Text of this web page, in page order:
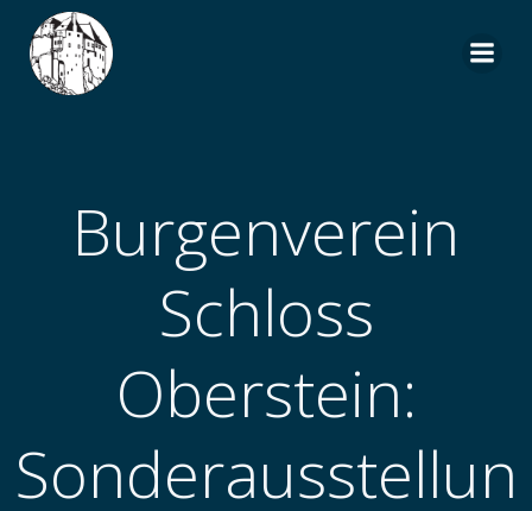
Burgenverein
Schloss
Oberstein:
Sonderausstellun